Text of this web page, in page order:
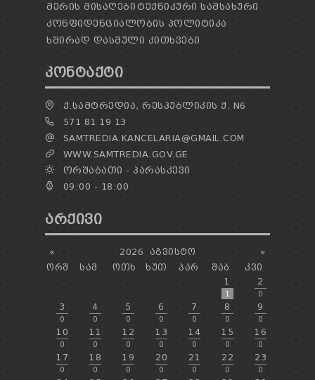
ᲛᲔᲠᲘᲡ ᲛᲘᲡᲐᲦᲔᲑᲘᲢᲔᲥᲜᲘᲙᲣᲠᲘ ᲡᲐᲛᲡᲐᲮᲣᲠᲘ
ᲙᲝᲜᲤᲘᲓᲔᲜᲪᲘᲐᲚᲝᲑᲘᲡ ᲞᲝᲚᲘᲢᲘᲙᲐ
ᲮᲨᲘᲠᲐᲓ ᲓᲐᲡᲛᲣᲚᲘ ᲙᲘᲗᲮᲕᲔᲑᲘ
ᲙᲝᲜᲢᲐᲥᲢᲘ
Ქ.ᲡᲐᲛᲢᲠᲔᲓᲘᲐ, ᲠᲔᲡᲞᲣᲑᲚᲘᲙᲘᲡ Ქ. N6
571 81 19 13
SAMTREDIA.KANCELARIA@GMAIL.COM
WWW.SAMTREDIA.GOV.GE
ᲝᲠᲨᲐᲑᲐᲗᲘ - ᲞᲐᲠᲐᲡᲙᲔᲕᲘ
09:00 - 18:00
ᲐᲠᲥᲘᲕᲘ
« »
2026
ᲐᲒᲕᲘᲡᲢᲝ
ᲝᲠᲨ
ᲡᲐᲛ ᲝᲗᲮ ᲮᲣᲗ ᲞᲐᲠ ᲨᲐᲑ
ᲙᲕᲘ
1
1
2
0
3
0
4
0
5
0
6
0
7
0
8
0
9
0
10
0
11
0
12
0
13
0
14
0
15
0
16
0
17
0
18
0
19
0
20
0
21
0
22
0
23
0